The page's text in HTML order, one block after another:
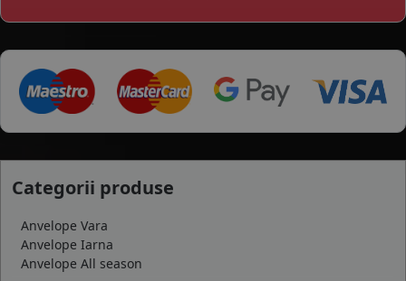
Categorii produse
Anvelope Vara
Anvelope Iarna
Anvelope All season